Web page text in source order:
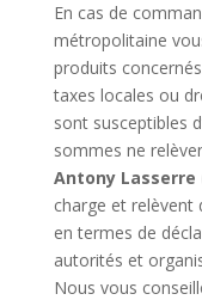
En cas de
métropolitaine
produits
taxes locales ou
sont susceptibles
sommes ne
Antony
charge et
en termes de
autorités et
Nous vous